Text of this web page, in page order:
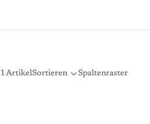
1 ArtikelSortieren Spaltenraster